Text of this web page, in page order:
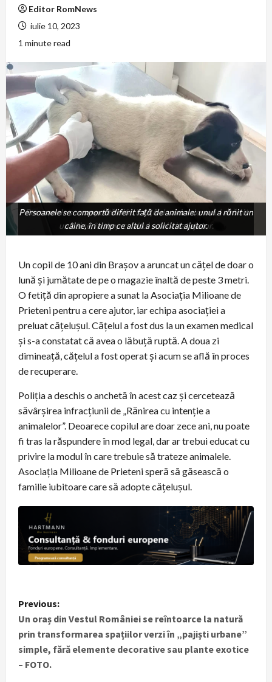
Editor RomNews
iulie 10, 2023
1 minute read
Persoanele se comportă diferit față de animale: unul a rănit
un câine, în timp ce altul a solicitat ajutor.
Persoanele se comportă diferit față de animale: unul a rănit un
câine, în timp ce altul a solicitat ajutor.
Un copil de 10 ani din Brașov a aruncat un cățel de doar o
lună și jumătate de pe o magazie înaltă de peste 3 metri.
O fetiță din apropiere a sunat la Asociația Milioane de
Prieteni pentru a cere ajutor, iar echipa asociației a
preluat cățelușul. Cățelul a fost dus la un examen medical
și s-a constatat că avea o lăbuță ruptă. A doua zi
dimineață, cățelul a fost operat și acum se află în proces
de recuperare.
Poliția a deschis o anchetă în acest caz și cercetează
săvârșirea infracțiunii de „Rănirea cu intenție a
animalelor”. Deoarece copilul are doar zece ani, nu poate
fi tras la răspundere în mod legal, dar ar trebui educat cu
privire la modul în care trebuie să trateze animalele.
Asociația Milioane de Prieteni speră să găsească o
familie iubitoare care să adopte cățelușul.
P
o
s
Previous:
Un oraș din Vestul României se reîntoarce la natură
prin transformarea spațiilor verzi în „pajiști urbane”
simple, fără elemente decorative sau plante exotice
– FOTO.